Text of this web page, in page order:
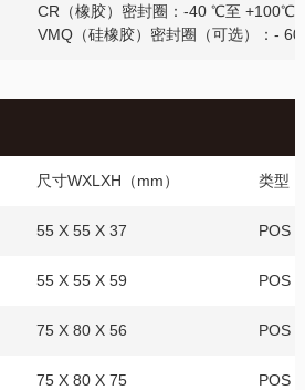
CR（橡胶）密封圈：-40 ℃至 +100℃
VMQ（硅橡胶）密封圈（可选）：-
尺寸WXLXH（mm） 类型
55 X 55 X 37 POS
55 X 55 X 59 POS
75 X 80 X 56 POS
75 X 80 X 75 POS